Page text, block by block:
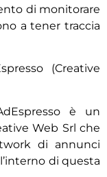
di monitorare
a tener traccia
(Creative
è un
Web Srl che
di annunci
di questa